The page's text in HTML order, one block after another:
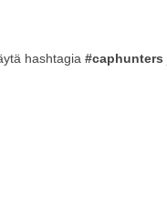
hashtagia #caphunters